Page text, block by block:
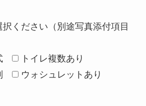
択ください（別途写真添付項目
トイレ複数あり
ウォシュレットあり